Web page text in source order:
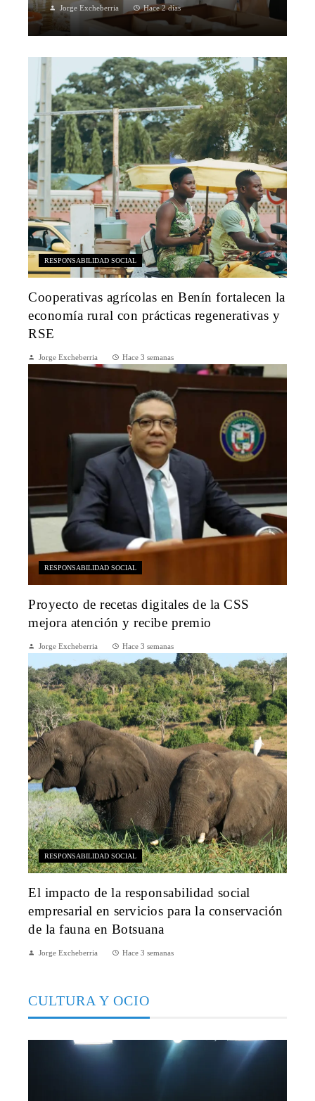
Jorge Excheberria Hace 2 días
RESPONSABILIDAD SOCIAL
Cooperativas agrícolas en Benín fortalecen la
economía rural con prácticas regenerativas y
RSE
Jorge Excheberria Hace 3 semanas
RESPONSABILIDAD SOCIAL
Proyecto de recetas digitales de la CSS
mejora atención y recibe premio
Jorge Excheberria Hace 3 semanas
RESPONSABILIDAD SOCIAL
El impacto de la responsabilidad social
empresarial en servicios para la conservación
de la fauna en Botsuana
Jorge Excheberria Hace 3 semanas
CULTURA Y OCIO